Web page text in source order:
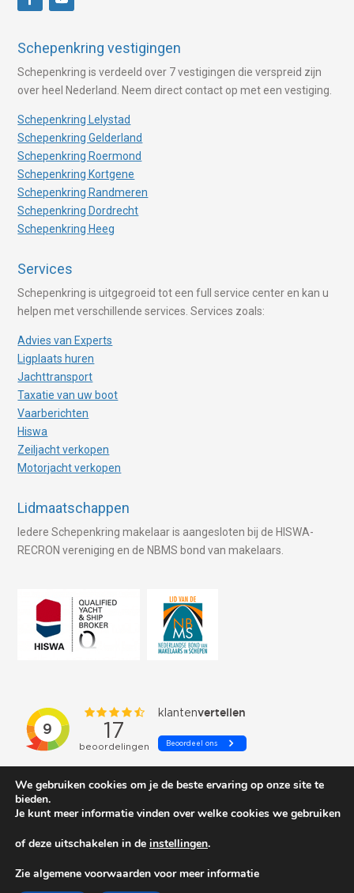
Schepenkring vestigingen
Schepenkring is verdeeld over 7 vestigingen die verspreid zijn
over heel Nederland. Neem direct contact op met een vestiging.
Schepenkring Lelystad
Schepenkring Gelderland
Schepenkring Roermond
Schepenkring Kortgene
Schepenkring Randmeren
Schepenkring Dordrecht
Schepenkring Heeg
Services
Schepenkring is uitgegroeid tot een full service center en kan u
helpen met verschillende services. Services zoals:
Advies van Experts
Ligplaats huren
Jachttransport
Taxatie van uw boot
Vaarberichten
Hiswa
Zeiljacht verkopen
Motorjacht verkopen
Lidmaatschappen
Iedere Schepenkring makelaar is aangesloten bij de HISWA-
RECRON vereniging en de NBMS bond van makelaars.
We gebruiken cookies om je de beste ervaring op onze site te
bieden.
Je kunt meer informatie vinden over welke cookies we gebruiken
of deze uitschakelen in de instellingen.
Zie algemene voorwaarden voor meer informatie